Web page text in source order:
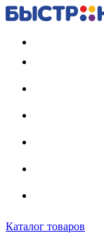
Каталог товаров